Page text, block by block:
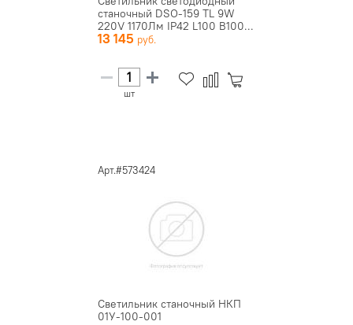
станочный DSO-159 TL 9W
220V 1170Лм IP42 L100 B100...
13 145
шт
Арт.#573424
Светильник станочный НКП
01У-100-001